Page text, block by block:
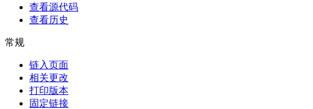
查看源代码
查看历史
常规
链入页面
相关更改
打印版本
固定链接